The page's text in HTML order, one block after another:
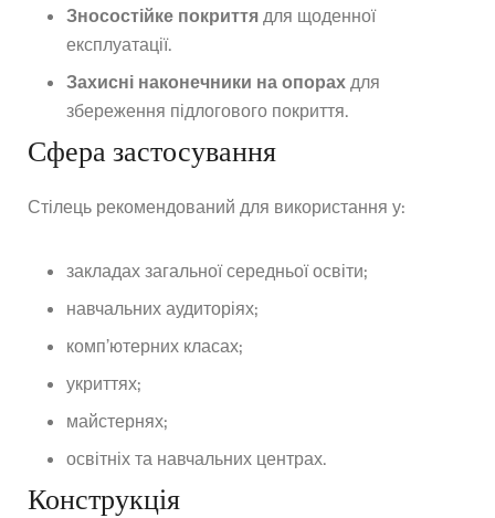
Зносостійке покриття для щоденної
експлуатації.
Захисні наконечники на опорах для
збереження підлогового покриття.
Сфера застосування
Стілець рекомендований для використання у:
закладах загальної середньої освіти;
навчальних аудиторіях;
комп’ютерних класах;
укриттях;
майстернях;
освітніх та навчальних центрах.
Конструкція